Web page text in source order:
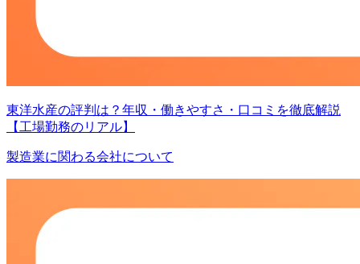
東洋水産の評判は？年収・働きやすさ・口コミを徹底解説
【工場勤務のリアル】
製造業に関わる会社について